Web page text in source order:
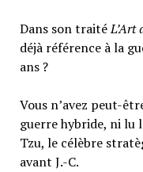
Dans son traitéL’Art
déjà référence à la
ans ?
Vous n’avez peut-
guerre hybride, ni
Tzu, le célèbre
avant J.-C.